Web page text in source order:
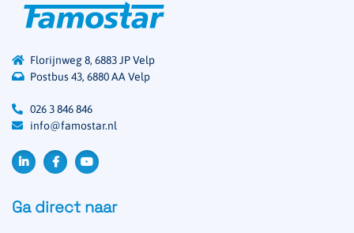
Florijnweg 8, 6883 JP Velp
Postbus 43, 6880 AA Velp
026 3 846 846
info@famostar.nl
Ga direct naar